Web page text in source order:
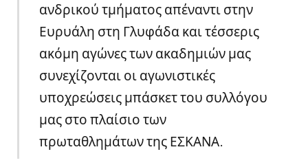
ανδρικού τμήματος απέναντι στην
Ευρυάλη στη Γλυφάδα και τέσσερις
ακόμη αγώνες των ακαδημιών μας
συνεχίζονται οι αγωνιστικές
υποχρεώσεις μπάσκετ του συλλόγου
μας στο πλαίσιο των
πρωταθλημάτων της ΕΣΚΑΝΑ.